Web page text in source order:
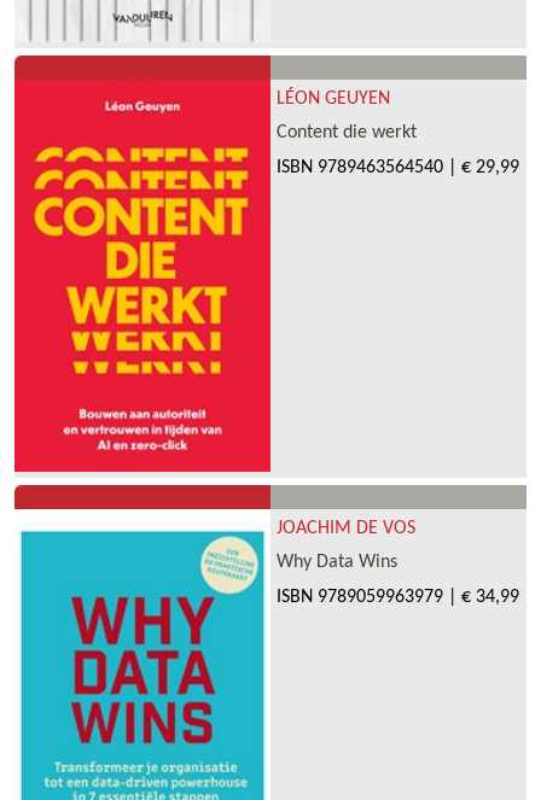
LÉON GEUYEN
Content die werkt
ISBN 9789463564540 € 29,99
JOACHIM DE VOS
Why Data Wins
ISBN 9789059963979 € 34,99